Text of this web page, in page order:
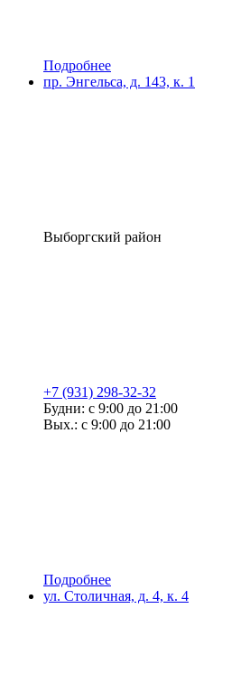
Подробнее
пр. Энгельса, д. 143, к. 1
Выборгский район
+7 (931) 298-32-32
Будни: с 9:00 до 21:00
Вых.: с 9:00 до 21:00
Подробнее
ул. Столичная, д. 4, к. 4